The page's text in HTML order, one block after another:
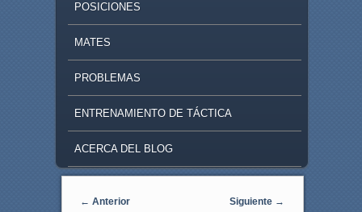
POSICIONES
MATES
PROBLEMAS
ENTRENAMIENTO DE TÁCTICA
ACERCA DEL BLOG
Navegaci�n de entradas
← Anterior Siguiente →